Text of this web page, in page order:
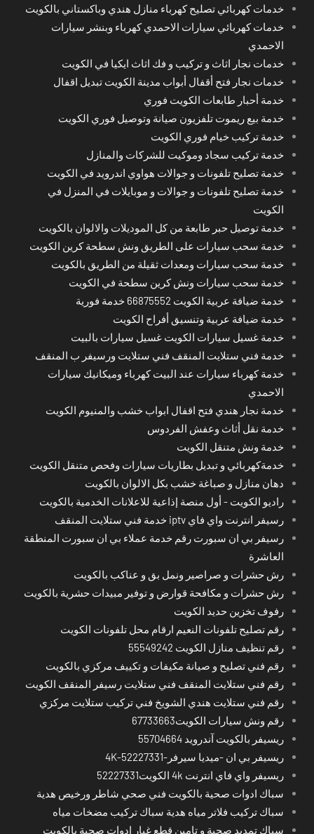
خدمات كهربائي تصليح كهرباء منازل هندي وباكستاني بالكويت
خدمات كهربائي سيارات الاحمدي كهرباء وبنشر سيارات
الاحمدي
خدمات نجار اثاث و تركيب و فك اثاث ايكيا في الكويت
خدمات نجار فتح أقفال أبواب مدينة الكويت تبديل اقفال
خدمة أحبار طابعات الكويت فوري
خدمة بيع ريموت تلفزيون صيانة وتوصيل فوري الكويت
خدمة تركيب خيام فوري الكويت
خدمة تركيب سجاد وموكيت للشركات والمنازل
خدمة تصليح تلفونات و جوالات هواوي اندرويد في الكويت
خدمة تصليح تلفونات و جوالات و موبايلات في المنزل في
الكويت
خدمة توصيل حبر طابعة من كل الموديلات والالوان بالكويت
خدمة سحب سيارات على الطريق ونش سطحة كرين الكويت
خدمة سحب سيارات ومعدات ثقيلة من الطريق بالكويت
خدمة سحب سيارات ونش كرين سطحة في الكويت
خدمة ضيافة عربية الكويت 66875552 خدمة فورية
خدمة ضيافة عربية وتنسيق أفراح الكويت
خدمة غسيل سيارات الكويت غسيل سيارات بالبيت
خدمة فني ستلايت المنقف فني ستلايت ورسيفر ب المنقف
خدمة كهرباء سيارات عند البيت كهرباء وميكانيك سيارات
الاحمدي
خدمة نجار هندي فتح اقفال ابواب خشب والمنيوم الكويت
خدمة نقل أثاث وعفش الفردوس
خدمة ونش متنقل الكويت
خدمةكهربائي و تبديل بطاريات سيارات وفحص متنقل الكويت
دهان منازل و صباغة خشب بكل الالوان بالكويت
راديو الكويت - أول منصة إذاعية للاعلانات الخدمية بالكويت
رسيفر انترنت واي فاي iptv خدمة فني ستلايت المنقف
رسيفر بي ان سبورت رقم خدمة عملاء بي ان سبورت المنطقة
العاشرة
رش حشرات و صراصير ونمل بق و عناكب بالكويت
رش حشرات و مكافحة قوارض و توفير مبيدات حشرية بالكويت
رفوف تخزين حديد الكويت
رقم تصليح تلفونات النعيم ارقام محل تلفونات الكويت
رقم تنظيف منازل الكويت 55549242
رقم فني تصليح و صيانة مكيفات و تكييف مركزي بالكويت
رقم فني ستلايت المنقف فني ستلايت رسيفر المنقف الكويت
رقم فني ستلايت هندي الشويخ فني تركيب ستلايت مركزي
رقم ونش سيارات الكويت67733663
ريسيفر بالكويت آندرويد 55704664
ريسيفر بي ان -ميديا سيرفر-4K-52227331
ريسيفر واي فاي انترنت 4k الكويت52227331
سباك ادوات صحية بالكويت فني صحي شاطر ورخيص هدية
سباك تركيب فلاتر مياه هدية سباك تركيب مضخات مياه
سباك تمديد صحية و تامين قطع غيار ادوات صحية بالكويت